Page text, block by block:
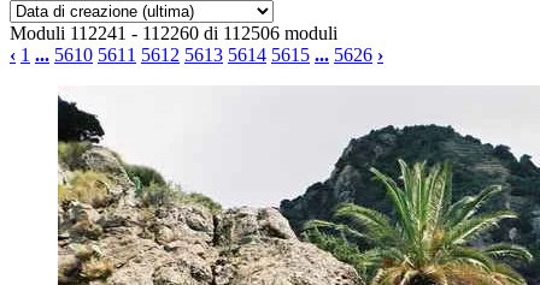
Moduli 112241 - 112260 di 112506 moduli
‹ 1 ... 5610 5611 5612 5613 5614 5615 ... 5626 ›